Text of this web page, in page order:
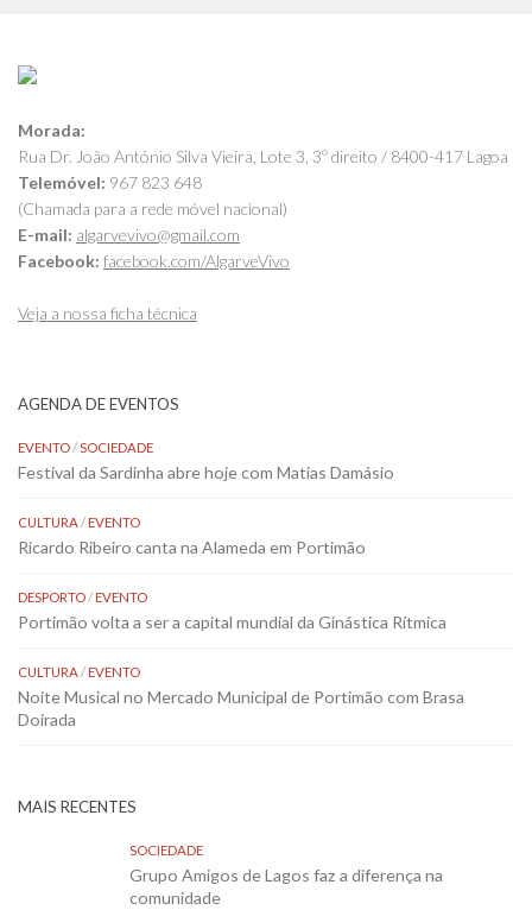
Morada:
Rua Dr. João António Silva Vieira, Lote 3, 3º direito / 8400-417 Lagoa
Telemóvel: 967 823 648
(Chamada para a rede móvel nacional)
E-mail: algarvevivo@gmail.com
Facebook: facebook.com/AlgarveVivo
Veja a nossa ficha técnica
AGENDA DE EVENTOS
EVENTO/SOCIEDADE
Festival da Sardinha abre hoje com Matias Damásio
CULTURA/EVENTO
Ricardo Ribeiro canta na Alameda em Portimão
DESPORTO/EVENTO
Portimão volta a ser a capital mundial da Ginástica Rítmica
CULTURA/EVENTO
Noite Musical no Mercado Municipal de Portimão com Brasa
Doirada
MAIS RECENTES
SOCIEDADE
Grupo Amigos de Lagos faz a diferença na
comunidade